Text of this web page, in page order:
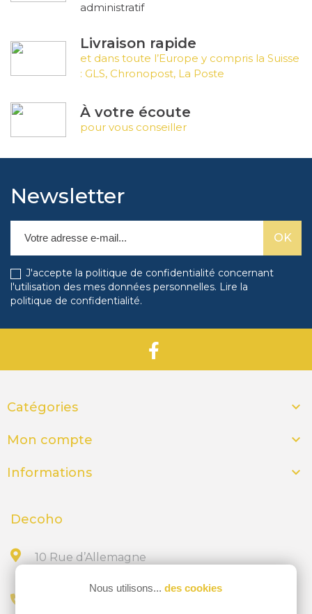
administratif
Livraison rapide
et dans toute l’Europe y compris la Suisse
: GLS, Chronopost, La Poste
À votre écoute
pour vous conseiller
Newsletter
J'accepte la politique de confidentialité concernant
l'utilisation des mes données personnelles. Lire la
politique de confidentialité.
Catégories 
Mon compte 
Informations 
Decoho
10 Rue d’Allemagne
Nous utilisons... des cookies